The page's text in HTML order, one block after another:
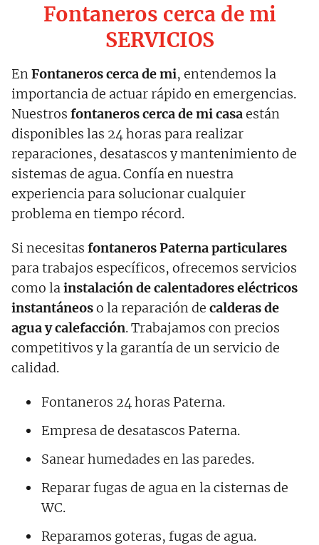
Fontaneros cerca de mi
SERVICIOS
EnFontaneros cerca de mi, entendemos la
importancia de actuar rápido en emergencias.
Nuestros fontaneros cerca de mi casaestán
disponibles las 24 horas para realizar
reparaciones, desatascos y mantenimiento de
sistemas de agua. Confía en nuestra
experiencia para solucionar cualquier
problema en tiempo récord.
Si necesitas fontanerosPaternaparticulares
para trabajos específicos, ofrecemos servicios
como lainstalación de calentadores eléctricos
instantáneoso la reparación de calderas de
agua y calefacción. Trabajamos con precios
competitivos y la garantía de un servicio de
calidad.
Fontaneros 24 horas Paterna.
Empresa de desatascos Paterna.
Sanear humedades en las paredes.
Reparar fugas de agua en la cisternas de
WC.
Reparamos goteras, fugas de agua.